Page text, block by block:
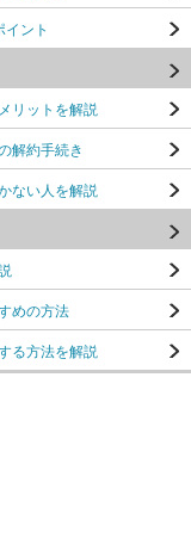
ント
リットを解説
解約手続き
ない人を解説
めの方法
る方法を解説